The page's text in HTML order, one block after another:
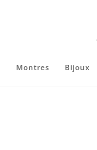
Montres Bijoux